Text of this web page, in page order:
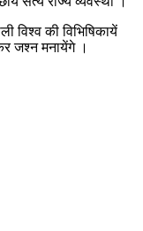
विश्व की विभिषिकायें
जश्न मनायेंगे ।